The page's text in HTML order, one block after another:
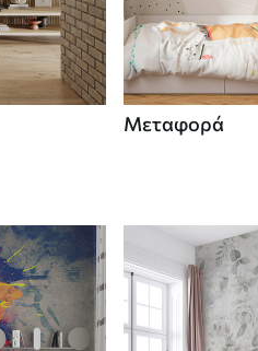
Μεταφορά